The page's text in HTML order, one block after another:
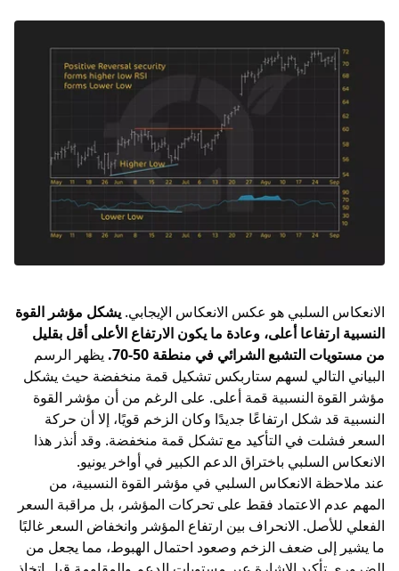
الانعكاس السلبي هو عكس الانعكاس الإيجابي. يشكل مؤشر القوة
النسبية ارتفاعا أعلى، وعادة ما يكون الارتفاع الأعلى أقل بقليل
من مستويات التشبع الشرائي في منطقة 50-70.
يظهر الرسم
البياني التالي لسهم ستاربكس تشكيل قمة منخفضة حيث يشكل
مؤشر القوة النسبية قمة أعلى. على الرغم من أن مؤشر القوة
النسبية قد شكل ارتفاعًا جديدًا وكان الزخم قويًا، إلا أن حركة
السعر فشلت في التأكيد مع تشكل قمة منخفضة. وقد أنذر هذا
الانعكاس السلبي باختراق الدعم الكبير في أواخر يونيو.
عند ملاحظة الانعكاس السلبي في مؤشر القوة النسبية، من
المهم عدم الاعتماد فقط على تحركات المؤشر، بل مراقبة السعر
الفعلي للأصل. الانحراف بين ارتفاع المؤشر وانخفاض السعر غالبًا
ما يشير إلى ضعف الزخم وصعود احتمال الهبوط، مما يجعل من